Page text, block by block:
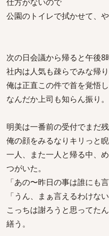
公園のトイレで拭かせて、
次の日会議から帰ると午後8
社内は人気も疎らでみな帰り
俺は正直この件で首を覚悟
なんだか上司も知らん振り。
明美は一番前の受付でまだ
俺の顔をみるなりキリっと睨
一人、また一人と帰る中、
つがいた。
「あの〜昨日の事は誰にも
「うん、まぁ言えるわけな
こっちは謝ろうと思ってた
繕う。